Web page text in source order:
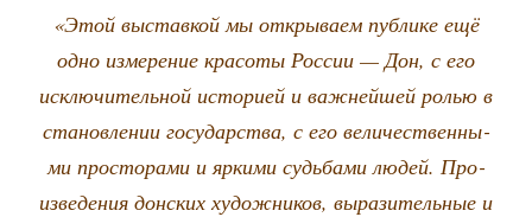
«Этой выстав­кой мы откры­ва­ем пуб­ли­ке ещё
одно изме­ре­ние кра­со­ты Рос­сии — Дон, с его
исклю­чи­тель­ной исто­ри­ей и важ­ней­шей ролью в
ста­нов­ле­нии госу­дар­ства, с его вели­че­ствен­ны­
ми про­сто­ра­ми и ярки­ми судь­ба­ми людей. Про­
из­ве­де­ния дон­ских худож­ни­ков, выра­зи­тель­ные и